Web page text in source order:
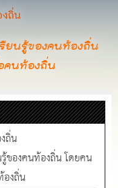
ถิ่น
ยนรู้ของคนท้องถิ่น
คนท้องถิ่น
ถิ่น
ของคนท้องถิ่น โดยคน
งถิ่น